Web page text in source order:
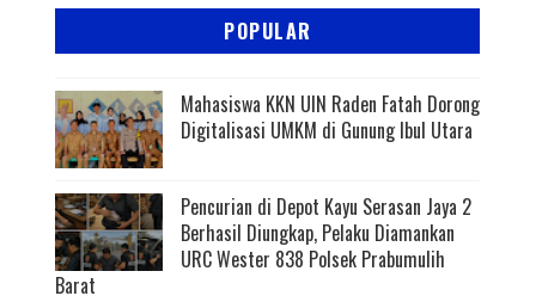
POPULAR
Mahasiswa KKN UIN Raden Fatah Dorong
Digitalisasi UMKM di Gunung Ibul Utara
Pencurian di Depot Kayu Serasan Jaya 2
Berhasil Diungkap, Pelaku Diamankan
URC Wester 838 Polsek Prabumulih
Barat